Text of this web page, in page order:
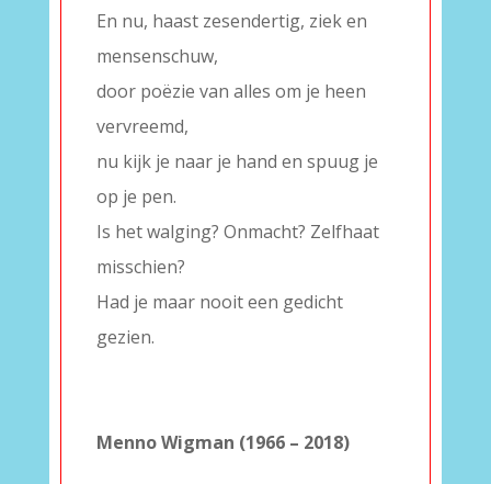
En nu, haast zesendertig, ziek en
mensenschuw,
door poëzie van alles om je heen
vervreemd,
nu kijk je naar je hand en spuug je
op je pen.
Is het walging? Onmacht? Zelfhaat
misschien?
Had je maar nooit een gedicht
gezien.
Menno Wigman (1966 – 2018)